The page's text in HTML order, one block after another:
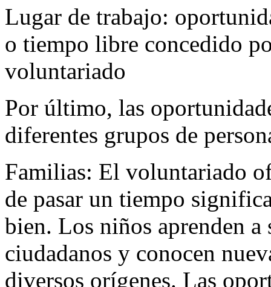
Lugar de trabajo:
o tiempo libre concedido
voluntariado
Por último, las
diferentes grupos de
Familias: El voluntariado
de pasar un tiempo
bien. Los niños aprenden a
ciudadanos y conocen
diversos orígenes. Las